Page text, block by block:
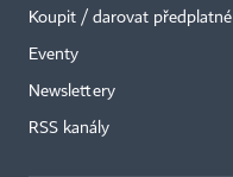
Koupit / darovat předplatné
Eventy
Newslettery
RSS kanály